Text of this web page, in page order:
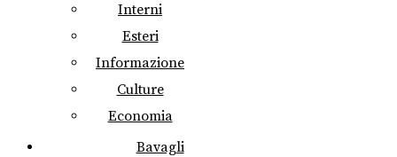
Interni
Esteri
Informazione
Culture
Economia
Bavagli